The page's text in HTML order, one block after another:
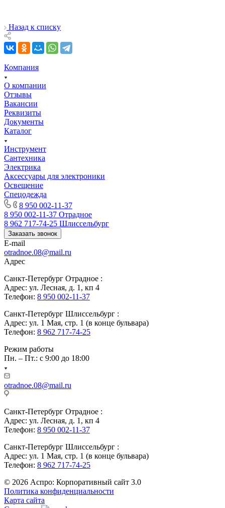
Назад к списку
Компания
О компании
Отзывы
Вакансии
Реквизиты
Документы
Каталог
Инструмент
Сантехника
Электрика
Аксессуары для электроники
Освещение
Спецодежда
8 950 002-11-37
8 950 002-11-37 Отрадное
8 962 717-74-25 Шлиссельбург
Заказать звонок
E-mail
otradnoe.08@mail.ru
Адрес
Санкт-Петербург Отрадное :
Адрес: ул. Лесная, д. 1, кп 4
Телефон: 8 950 002-11-37
Санкт-Петербург Шлиссельбург :
Адрес: ул. 1 Мая, стр. 1 (в конце бульвара)
Телефон: 8 962 717-74-25
Режим работы
Пн. – Пт.: с 9:00 до 18:00
otradnoe.08@mail.ru
Санкт-Петербург Отрадное :
Адрес: ул. Лесная, д. 1, кп 4
Телефон: 8 950 002-11-37
Санкт-Петербург Шлиссельбург :
Адрес: ул. 1 Мая, стр. 1 (в конце бульвара)
Телефон: 8 962 717-74-25
© 2026 Аспро: Корпоративный сайт 3.0
Политика конфиденциальности
Карта сайта